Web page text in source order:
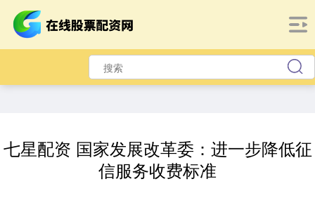
七星配资 国家发展改革委：进一步降低征
信服务收费标准